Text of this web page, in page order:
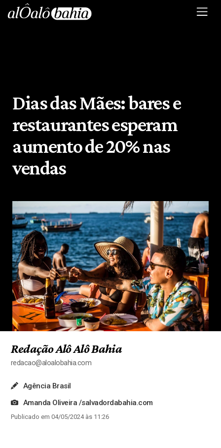
Dias das Mães: bares e
restaurantes esperam
aumento de 20% nas
vendas
Redação Alô Alô Bahia
redacao@aloalobahia.com
Agência Brasil
Amanda Oliveira /salvadordabahia.com
Publicado em 04/05/2024 às 11:26